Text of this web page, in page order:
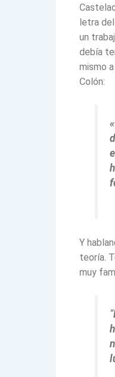
letra
un
debía
mismo
Colón:
Y
teoría.
muy
“